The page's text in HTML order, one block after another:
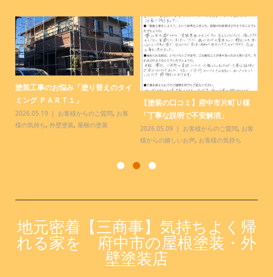
塗装工事のお悩み「塗り替えのタイ
ミング ＰＡＲＴ１」
2026.05.19 お客様からのご質問, お客
様の気持ち, 外壁塗装, 屋根の塗装
【塗装の口コミ】府中市片町Ｕ様
「丁寧な説明で不安解消」
2026.05.09 お客様からのご質問, お客
様からの嬉しいお声, お客様の気持ち
地元密着【三商事】気持ちよく帰
れる家を 府中市の屋根塗装・外
壁塗装店